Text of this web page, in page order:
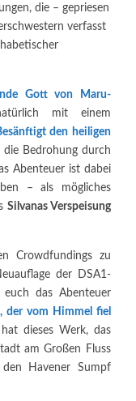
die – gepriesen
verfasst
Gott von Maru-
mit einem
den heiligen
Bedrohung durch
Abenteuer ist dabei
– als mögliches
Silvanas Verspeisung
Crowdfundings zu
der DSA1-
euch das Abenteuer
der vom Himmel fiel
dieses Werk, das
am Großen Fluss
Havener Sumpf